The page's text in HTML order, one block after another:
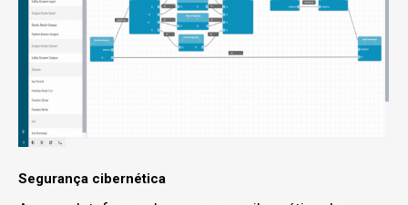
Segurança cibernética